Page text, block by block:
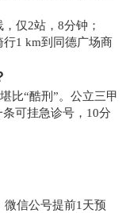
仅2站，8分钟；
1 km到同德广场商
比“酷刑”。公立三甲
可挂急诊号，10分
微信公号提前1天预